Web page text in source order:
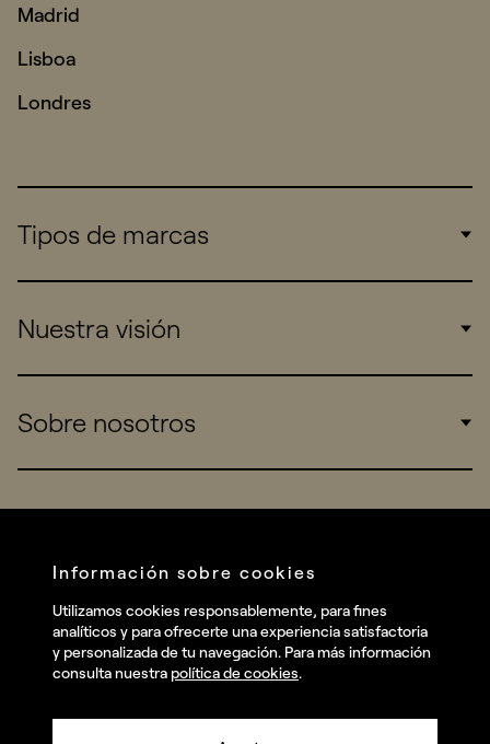
Madrid
Lisboa
Londres
Tipos de marcas
Consumers
Startups
Nuestra visión
Work
Sobre nosotros
Talent
Contact
Instagram
Facebook
Información sobre cookies
Utilizamos cookies responsablemente, para fines
analíticos y para ofrecerte una experiencia satisfactoria
y personalizada de tu navegación. Para más información
consulta nuestra política de cookies.